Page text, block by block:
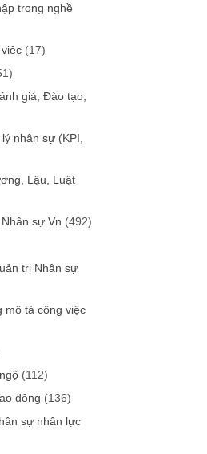
trong nghề
(17)
giá, Đào tạo,
nhân sự (KPI,
Lậu, Luật
sự Vn (492)
trị Nhân sự
mô tả công việc
(112)
động (136)
sự nhân lực